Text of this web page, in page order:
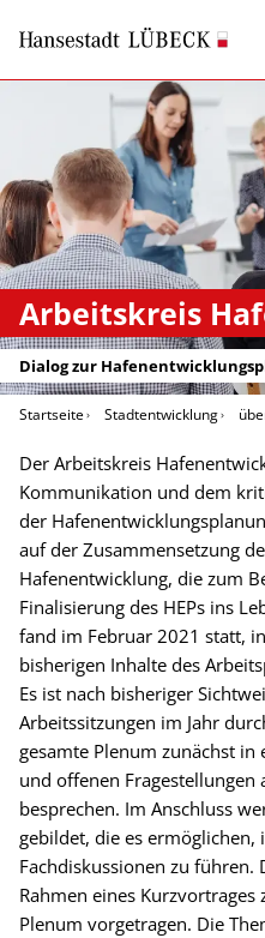
Arbeitskreis
Dialog zur
Startseite Stadtentwicklung
Der Arbeitskreis
Kommunikation und dem
der
auf der Zusammensetzung
Hafenentwicklung, die zum
Finalisierung des HEPs ins
fand im Februar 2021 statt,
bisherigen Inhalte des
Es ist nach bisheriger
Arbeitssitzungen im Jahr
gesamte Plenum zunächst
und offenen Fragestellungen
besprechen. Im Anschluss
gebildet, die es
Fachdiskussionen zu führen.
Rahmen eines Kurzvortrages
Plenum vorgetragen. Die